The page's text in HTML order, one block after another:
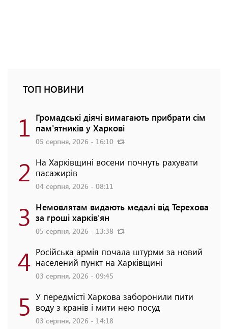
ТОП НОВИНИ
1 Громадські діячі вимагають прибрати сім
пам'ятників у Харкові
05 серпня, 2026 - 16:10
2 На Харківщині восени почнуть рахувати
пасажирів
04 серпня, 2026 - 08:11
3 Немовлятам видають медалі від Терехова
за гроші харків'ян
05 серпня, 2026 - 13:38
4 Російська армія почала штурми за новий
населений пункт на Харківщині
03 серпня, 2026 - 09:45
5 У передмісті Харкова заборонили пити
воду з кранів і мити нею посуд
03 серпня, 2026 - 14:18